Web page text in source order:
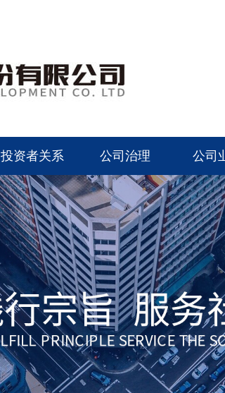
投资者关系 公司治理 公司